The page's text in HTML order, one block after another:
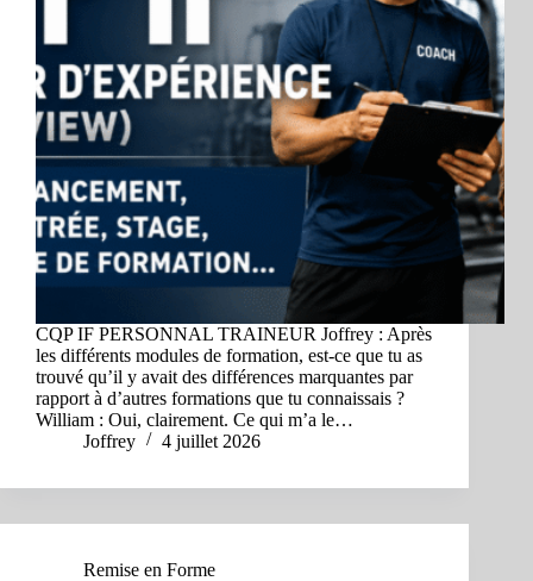
CQP IF PERSONNAL TRAINEUR Joffrey : Après
les différents modules de formation, est-ce que tu as
trouvé qu’il y avait des différences marquantes par
rapport à d’autres formations que tu connaissais ?
William : Oui, clairement. Ce qui m’a le…
Joffrey
4 juillet 2026
Remise en Forme